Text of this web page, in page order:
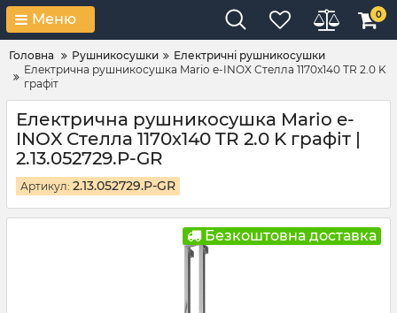
Меню 0
Головна Рушникосушки
Електричні рушникосушки
Електрична рушникосушка Mario e-INOX Стелла 1170х140 TR 2.0 K
графіт
Електрична рушникосушка Mario e-
INOX Стелла 1170х140 TR 2.0 K графіт |
2.13.052729.P-GR
Артикул: 2.13.052729.P-GR
Безкоштовна доставка